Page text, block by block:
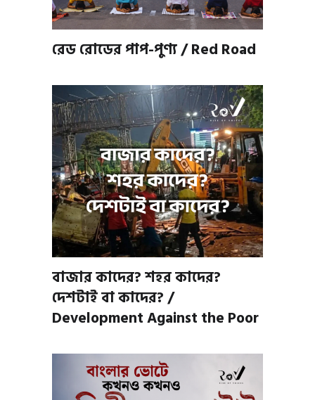
রেড রোডের পাপ-পুণ্য / Red Road
বাজার কাদের? শহর কাদের?
দেশটাই বা কাদের? /
Development Against the Poor